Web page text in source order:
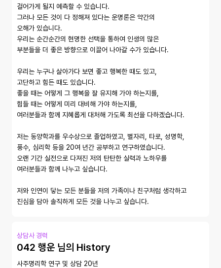
걸어가게 될지 예측할 수 있습니다.
그러나 모든 것이 다 정해져 있다는 운명론은 약간의
오해가 있습니다.
우리는 순간순간의 현명한 선택을 통하여 인생의 많은
부분들을 더 좋은 방향으로 이끌어 나아갈 수가 있습니다.
우리는 누구나 살아가다 보면 좋고 행복한 때도 있고,
고단하고 힘든 때도 있습니다.
좋을 때는 어떻게 그 행복을 잘 유지해 가야 하는지를,
힘들 때는 어떻게 미리 대비해 가야 하는지를,
여러분들과 함께 지혜롭게 대처해 가도록 최선을 다하겠습니다.
저는 동양학과를 우수상으로 졸업하였고, 별자리, 타로, 성명학,
풍수, 심리학 등을 20여 년간 공부하고 연구하였습니다.
오랜 기간 실전으로 다져진 저의 탄탄한 실력과 노하우를
여러분들과 함께 나누고 싶습니다.
저와 인연이 닿는 모든 분들을 저의 가족이나 친구처럼 생각하고
진심을 담아 솔직하게 모든 것을 나누고 싶습니다.
상담사 경력
042 행운 님의 History
사주명리학 연구 및 상담 20년